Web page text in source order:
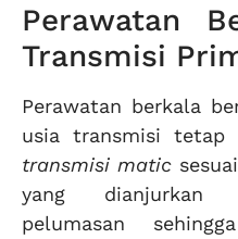
Perawatan
Transmisi
Perawatan berkala
usia transmisi tetap
transmisi matic
yang dianjurkan
pelumasan